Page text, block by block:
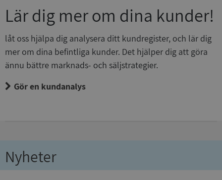
Lär dig mer om dina kunder!
låt oss hjälpa dig analysera ditt kundregister, och lär dig
mer om dina befintliga kunder. Det hjälper dig att göra
ännu bättre marknads- och säljstrategier.
Gör en kundanalys
Nyheter
ASP.NET_SessionId
Microsoft
Corporation